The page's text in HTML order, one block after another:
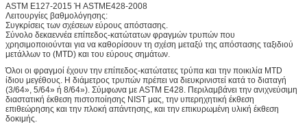
ASTM E127-2015 Ή ASTME428-2008
Λειτουργίες βαθμολόγησης:
Συγκρίσεις των σχέσεων εύρους απόστασης.
Σύνολο δεκαεννέα επίπεδος-κατώτατων φραγμών τρυπών που
χρησιμοποιούνται για να καθορίσουν τη σχέση μεταξύ της απόστασης ταξιδιού
μετάλλων το (MTD) και του εύρους σημάτων.
Όλοι οι φραγμοί έχουν την επίπεδος-κατώτατες τρύπα και την ποικιλία MTD
ίδιου μεγέθους. Η διάμετρος τρυπών πρέπει να διευκρινιστεί κατά το διαταγή
(3/64», 5/64» ή 8/64»). Σύμφωνα με ASTM E428. Περιλαμβάνει την ανιχνεύσιμη
διαστατική έκθεση πιστοποίησης NIST μας, την υπερηχητική έκθεση
επιθεώρησης και την πλοκή απάντησης, και την επικυρωμένη υλική έκθεση
δοκιμής.